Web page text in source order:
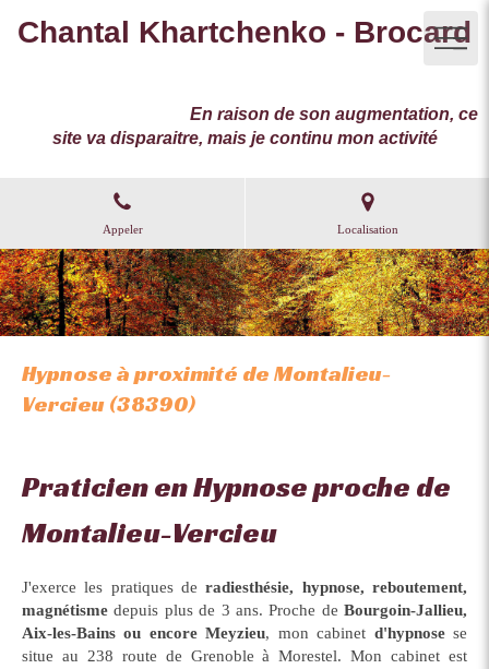
Chantal Khartchenko - Brocard
En raison de son augmentation, ce
site va disparaitre, mais je continu mon activité
Appeler Localisation
Hypnose à proximité de Montalieu-
Vercieu (38390)
Praticien en Hypnose proche de
Montalieu-Vercieu
J'exerce les pratiques deradiesthésie, hypnose, reboutement,
magnétisme depuis plus de 3 ans. Proche de Bourgoin-Jallieu,
Aix-les-Bains ou encore Meyzieu, mon cabinet d'hypnosese
situe au 238 route de Grenoble à Morestel. Mon cabinet est